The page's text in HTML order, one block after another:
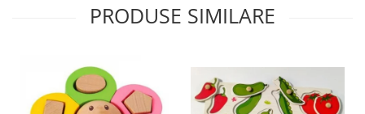
PRODUSE SIMILARE